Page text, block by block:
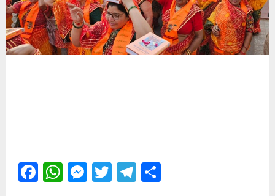
Facebook
WhatsApp
Messenger
TwitterTelegram